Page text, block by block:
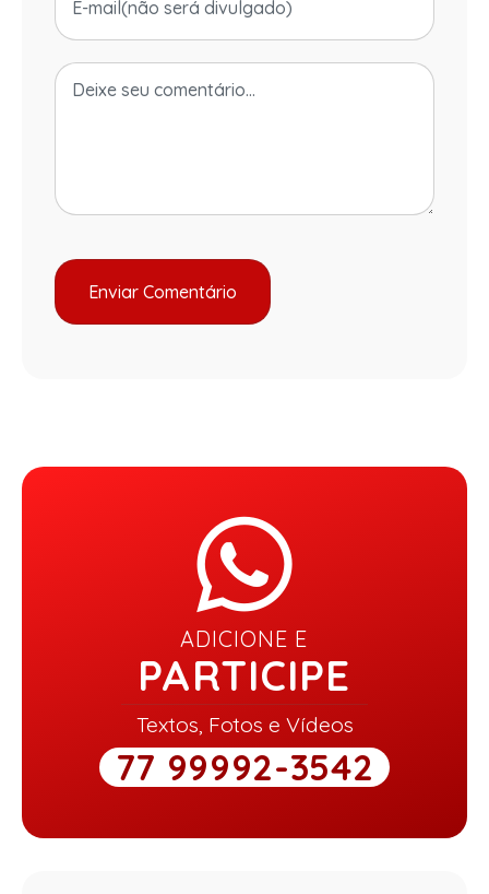
ADICIONE E
PARTICIPE
Textos, Fotos e Vídeos
77 99992-3542